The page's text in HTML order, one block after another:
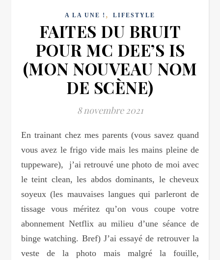
A LA UNE ! , LIFESTYLE
FAITES DU BRUIT
POUR MC DEE’S IS
(MON NOUVEAU NOM
DE SCÈNE)
8 novembre 2021
En trainant chez mes parents (vous savez quand
vous avez le frigo vide mais les mains pleine de
tuppeware), j’ai retrouvé une photo de moi avec
le teint clean, les abdos dominants, le cheveux
soyeux (les mauvaises langues qui parleront de
tissage vous méritez qu’on vous coupe votre
abonnement Netflix au milieu d’une séance de
binge watching. Bref) J’ai essayé de retrouver la
veste de la photo mais malgré la fouille,